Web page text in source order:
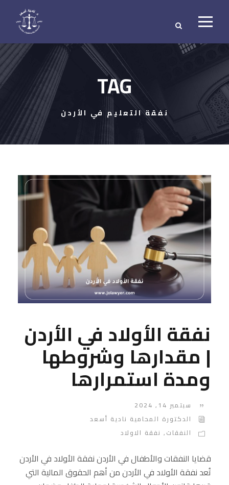
TAG
نفقة التعليم في الأردن
نفقة الأولاد في الأردن
| مقدارها وشروطها
ومدة استمرارها
سبتمبر 14, 2024
الدكتورة المحامية نادية أسعد
النفقات, نفقة الاولاد
قضايا النفقات والأطفال في الأردن نفقة الأولاد في الأردن
تُعد نفقة الأولاد في الأردن من أهم الحقوق المالية التي